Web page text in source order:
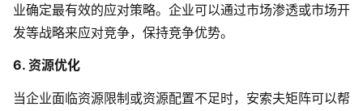
业确定最有效的应对策略。企业可以通过市场渗透或市场开
发等战略来应对竞争，保持竞争优势。
6. 资源优化
当企业面临资源限制或资源配置不足时，安索夫矩阵可以帮